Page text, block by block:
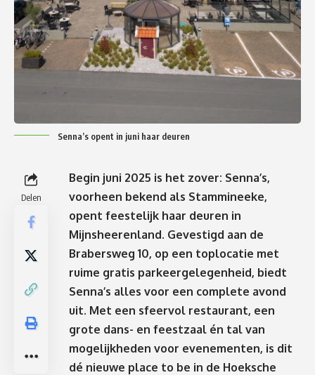
Senna’s opent in juni haar deuren
Delen
Begin juni 2025 is het zover: Senna’s,
voorheen bekend als Stammineeke,
opent feestelijk haar deuren in
Mijnsheerenland. Gevestigd aan de
Brabersweg 10, op een toplocatie met
ruime gratis parkeergelegenheid, biedt
Senna’s alles voor een complete avond
uit. Met een sfeervol restaurant, een
grote dans- en feestzaal én tal van
mogelijkheden voor evenementen, is dit
dé nieuwe place to be in de Hoeksche